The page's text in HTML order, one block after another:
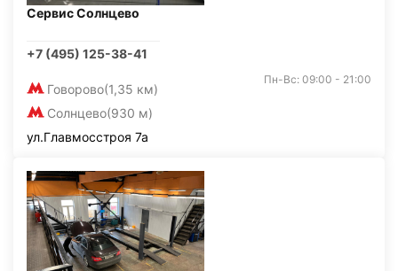
Сервис Солнцево
+7 (495) 125-38-41
Говорово(1,35 км)
Солнцево(930 м)
Пн-Вс: 09:00 - 21:00
ул.Главмосстроя 7а